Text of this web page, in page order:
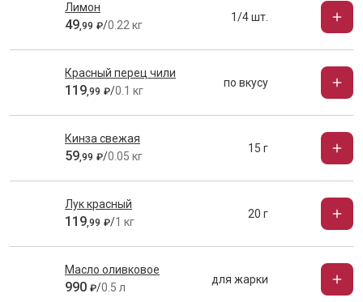
Лимон
49,99 ₽/0.22 кг
1/4 шт.
Красный перец чили
119,99 ₽/0.1 кг
по вкусу
Кинза свежая
59,99 ₽/0.05 кг
15 г
Лук красный
119,99 ₽/1 кг
20 г
Масло оливковое
990 ₽/0.5 л
для жарки